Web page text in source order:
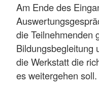
Am Ende des
die Teilnehmenden
Bildungsbegleitung
die Werkstatt die
es weitergehen soll.